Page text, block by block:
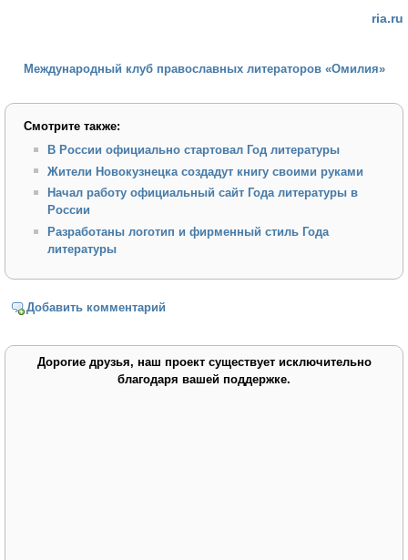
ria.ru
Международный клуб православных литераторов «Омилия»
Смотрите также:
В России официально стартовал Год литературы
Жители Новокузнецка создадут книгу своими руками
Начал работу официальный сайт Года литературы в
России
Разработаны логотип и фирменный стиль Года
литературы
Добавить комментарий
Дорогие друзья, наш проект существует исключительно
благодаря вашей поддержке.